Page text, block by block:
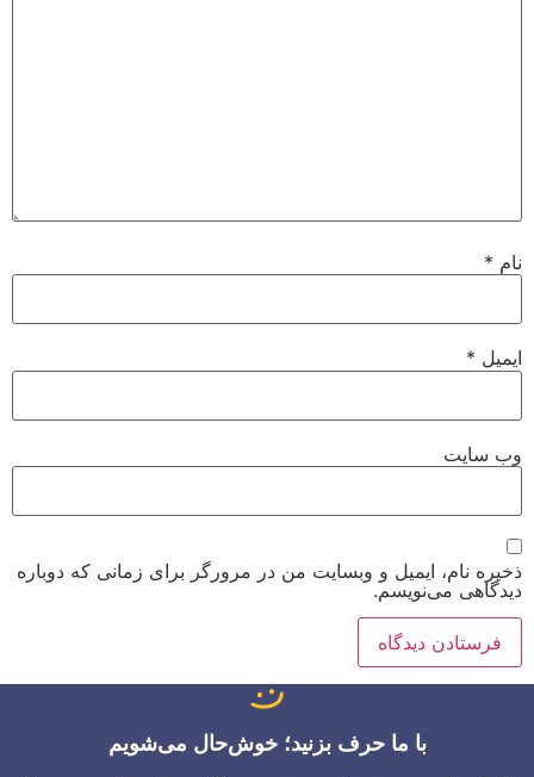
نام *
ایمیل *
وب‌ سایت
ذخیره نام، ایمیل و وبسایت من در مرورگر برای زمانی که دوباره
دیدگاهی می‌نویسم.
با ما حرف بزنید؛ خوش‌حال می‌شویم